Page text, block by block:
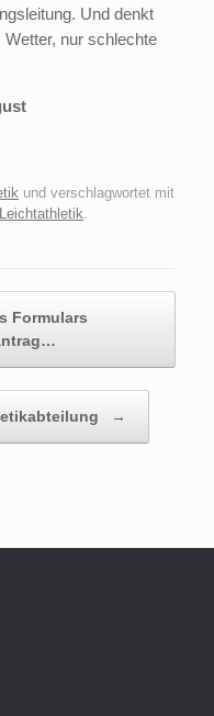
Und denkt
nur schlechte
und verschlagwortet mit
Formulars
→